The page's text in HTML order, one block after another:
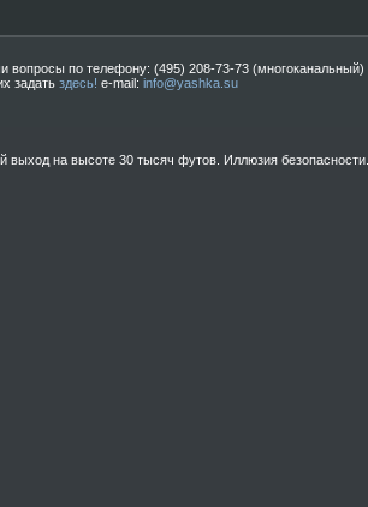
вопросы по телефону: (495) 208-73-73 (многоканальный)
задать здесь! e-mail: info@yashka.su
выход на высоте 30 тысяч футов. Иллюзия